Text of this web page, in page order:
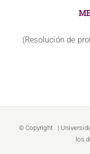
(Resolución de
© Copyright |
los